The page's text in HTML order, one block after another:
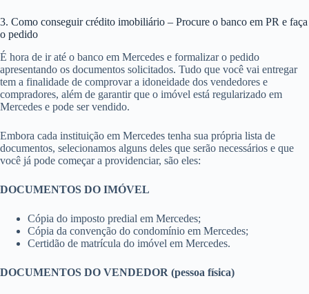
3. Como conseguir crédito imobiliário – Procure o banco em PR e faça
o pedido
É hora de ir até o banco em Mercedes e formalizar o pedido
apresentando os documentos solicitados. Tudo que você vai entregar
tem a finalidade de comprovar a idoneidade dos vendedores e
compradores, além de garantir que o imóvel está regularizado em
Mercedes e pode ser vendido.
Embora cada instituição em Mercedes tenha sua própria lista de
documentos, selecionamos alguns deles que serão necessários e que
você já pode começar a providenciar, são eles:
DOCUMENTOS DO IMÓVEL
Cópia do imposto predial em Mercedes;
Cópia da convenção do condomínio em Mercedes;
Certidão de matrícula do imóvel em Mercedes.
DOCUMENTOS DO VENDEDOR (pessoa física)